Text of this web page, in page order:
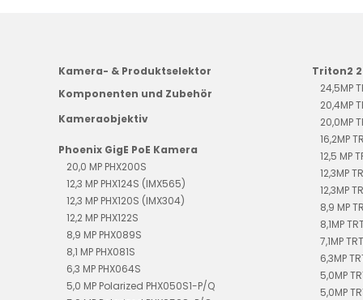
Kamera- & Produktselektor
Komponenten und Zubehör
Kameraobjektiv
Phoenix GigE PoE Kamera
20,0 MP PHX200S
12,3 MP PHX124S (IMX565)
12,3 MP PHX120S (IMX304)
12,2 MP PHX122S
8,9 MP PHX089S
8,1 MP PHX081S
6,3 MP PHX064S
5,0 MP Polarized PHX050S1-P/Q
Triton2
24,5MP
20,4MP
20,0MP
16,2MP
12,5 MP
12,3MP
12,3MP
8,9 MP
8,1MP
7,1MP
6,3MP
5,0MP
5,0MP